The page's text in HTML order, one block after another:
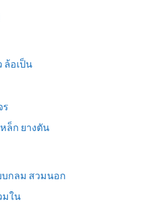
ล้อเป็น
ร
ล็ก ยางตัน
บกลม สวมนอก
มใน